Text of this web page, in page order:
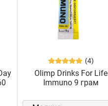
(4)
Olimp Drinks For Life
Immuno 9 грам